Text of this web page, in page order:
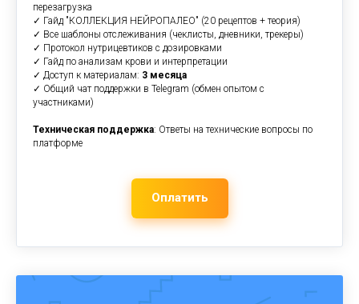
перезагрузка
✓ Гайд "КОЛЛЕКЦИЯ НЕЙРОПАЛЕО" (20 рецептов + теория)
✓ Все шаблоны отслеживания (чеклисты, дневники, трекеры)
✓ Протокол нутрицевтиков с дозировками
✓ Гайд по анализам крови и интерпретации
✓ Доступ к материалам: 3 месяца
✓ Общий чат поддержки в Telegram (обмен опытом с
участниками)
Техническая поддержка: Ответы на технические вопросы по
платформе
Оплатить